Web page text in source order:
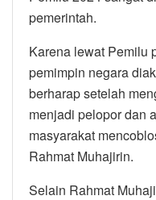
pemerintah.
Karena lewat Pemilu
pemimpin negara
berharap setelah
menjadi pelopor dan
masyarakat
Rahmat Muhajirin.
Selain Rahmat